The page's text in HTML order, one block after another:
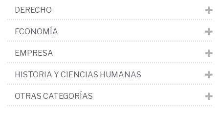
DERECHO
ECONOMÍA
EMPRESA
HISTORIA Y CIENCIAS HUMANAS
OTRAS CATEGORÍAS